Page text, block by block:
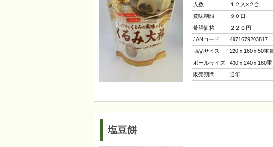
入数
１２入×２合
賞味期限
９０日
希望価格
２２０円
JANコード
4971679203817
商品サイズ
220ｘ160ｘ50重
ボールサイズ
430ｘ240ｘ160
販売期間
通年
塩豆餅